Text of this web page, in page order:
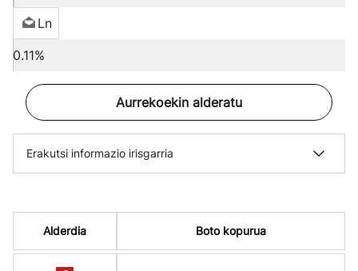
Ln
0.11%
Aurrekoekin alderatu
Erakutsi informazio irisgarria
Alderdia Boto kopurua